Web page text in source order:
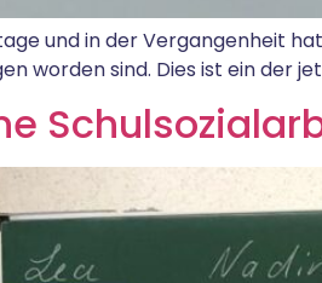
und in der Vergangenheit
worden sind. Dies ist ein der